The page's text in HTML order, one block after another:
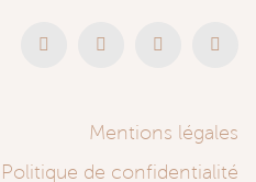
Mentions légales
Politique de confidentialité